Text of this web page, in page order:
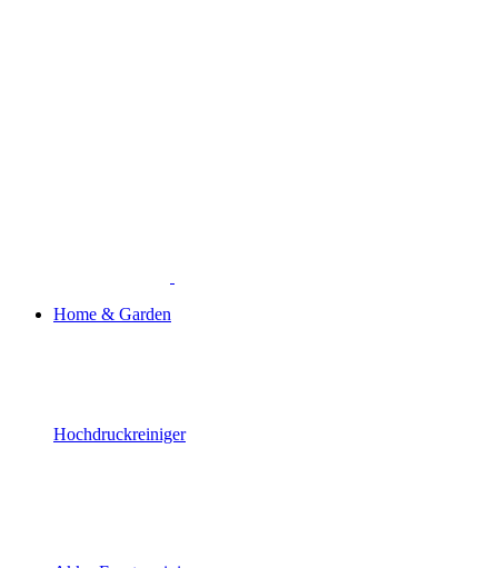
Home & Garden
Hochdruckreiniger